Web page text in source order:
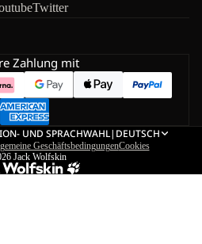
Twitter
Zahlung mit
UND SPRACHWAHL| DEUTSCH
GeschäftsbedingungenCookies
Jack Wolfskin